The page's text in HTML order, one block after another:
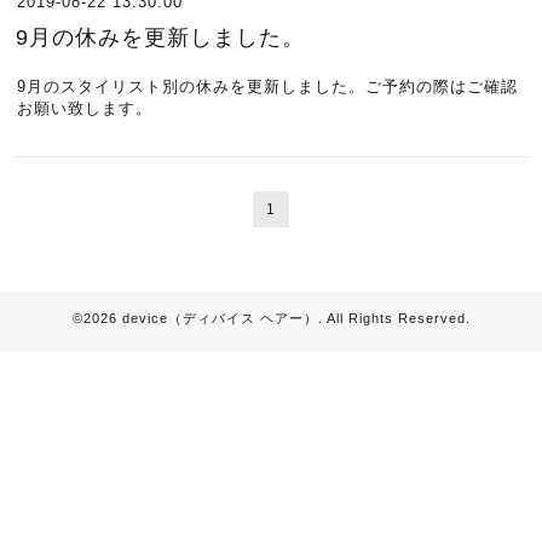
9月の休みを更新しました。
9月のスタイリスト別の休みを更新しました。ご予約の際はご確認
お願い致します。
1
©2026 device（ディバイス ヘアー） . All Rights Reserved.